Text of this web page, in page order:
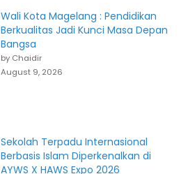
Wali Kota Magelang : Pendidikan
Berkualitas Jadi Kunci Masa Depan
Bangsa
by Chaidir
August 9, 2026
Sekolah Terpadu Internasional
Berbasis Islam Diperkenalkan di
AYWS X HAWS Expo 2026